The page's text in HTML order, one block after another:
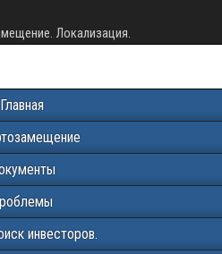
Локализация.
Главная
инвесторов.